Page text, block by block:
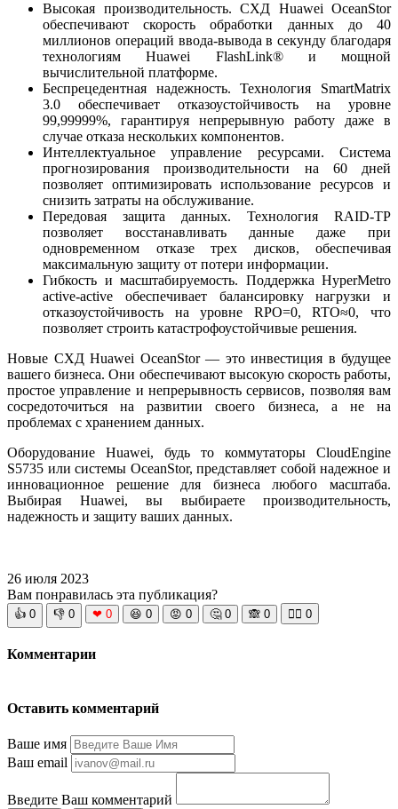
Высокая производительность. СХД Huawei OceanStor
обеспечивают скорость обработки данных до 40
миллионов операций ввода-вывода в секунду благодаря
технологиям Huawei FlashLink® и мощной
вычислительной платформе.
Беспрецедентная надежность. Технология SmartMatrix
3.0 обеспечивает отказоустойчивость на уровне
99,99999%, гарантируя непрерывную работу даже в
случае отказа нескольких компонентов.
Интеллектуальное управление ресурсами. Система
прогнозирования производительности на 60 дней
позволяет оптимизировать использование ресурсов и
снизить затраты на обслуживание.
Передовая защита данных. Технология RAID-TP
позволяет восстанавливать данные даже при
одновременном отказе трех дисков, обеспечивая
максимальную защиту от потери информации.
Гибкость и масштабируемость. Поддержка HyperMetro
active-active обеспечивает балансировку нагрузки и
отказоустойчивость на уровне RPO=0, RTO≈0, что
позволяет строить катастрофоустойчивые решения.
Новые СХД Huawei OceanStor — это инвестиция в будущее
вашего бизнеса. Они обеспечивают высокую скорость работы,
простое управление и непрерывность сервисов, позволяя вам
сосредоточиться на развитии своего бизнеса, а не на
проблемах с хранением данных.
Оборудование Huawei, будь то коммутаторы CloudEngine
S5735 или системы OceanStor, представляет собой надежное и
инновационное решение для бизнеса любого масштаба.
Выбирая Huawei, вы выбираете производительность,
надежность и защиту ваших данных.
26 июля 2023
Вам понравилась эта публикация?
👍 0 👎 0 ❤ 0 😆 0 😡 0 🤔 0 🙈 0 🧘‍♀️ 0
Комментарии
Оставить комментарий
Ваше имя
Ваш email
Введите Ваш комментарий